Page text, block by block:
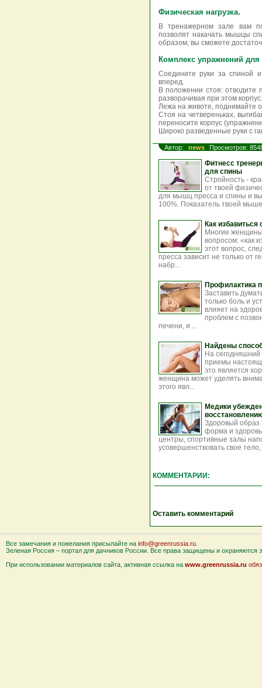
Физическая нагрузка.
В тренажерном зале вам
позволят накачать мышцы
образом, вы сможете
Комплекс упражнений для
Соедините руки за спиной
вперед.
В положении стоя: отводите
разворачивая при этом корпус.
Лежа на животе, поднимайте
Стоя на четвереньках,
переносите корпус
Широко разведенные руки с
Автор: news Просмотров:
Фитнесс
для спины
Стройность -
от твоей
для мышц пресса и спины и
100%. Показатель твоей
Как
Многие
вопросом: «как
этот вопрос,
пресса зависит не только от
набр...
Профилактика
Заставить
только боль и
влияет на
проблем с
печени, и ...
Найдены
На
приемы
это является
женщина может уделять
этого явл...
Медики
Здоровый образ
форма и
центры, спортивные залы
усовершенствовать свое
КОММЕНТАРИИ:
Оставить комментарий
Все замечания и пожелания присылайте на info@greenrussia.ru
Зеленая Россия – портал для дачников России. Все права защищены и охраняются
При использовании материалов сайта, активная ссылка на www.greenrussia.ru